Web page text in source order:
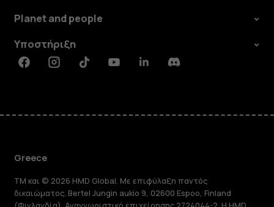
Planet and people
Υποστήριξη
FacebookInstagramTiktokYoutubeLinkedinDiscord
Greece
TM και © 2026 HMD Global. Με επιφύλαξη παντός
δικαιώματος. Bertel Jungin aukio 9, 02600 Espoo, Finland